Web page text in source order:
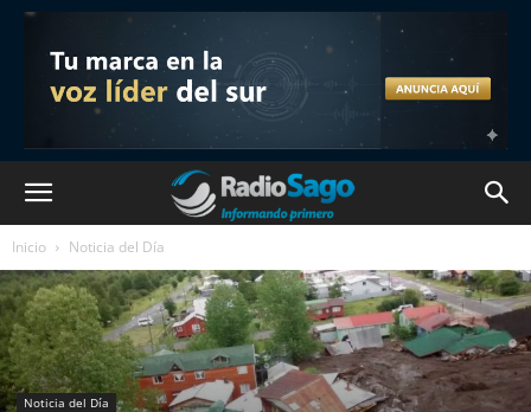
Inicio Noticia del Día
Noticia del Día